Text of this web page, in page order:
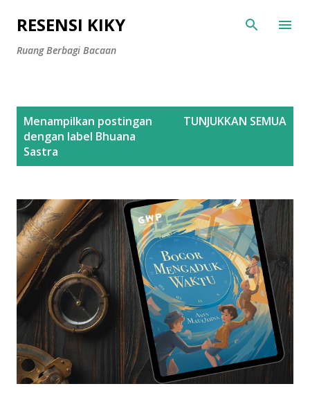
Langsung ke konten utama
RESENSI KIKY
Ruang Berbagi Bacaan
Menampilkan postingan
dengan label Bhuana
Sastra
TUNJUKKAN SEMUA